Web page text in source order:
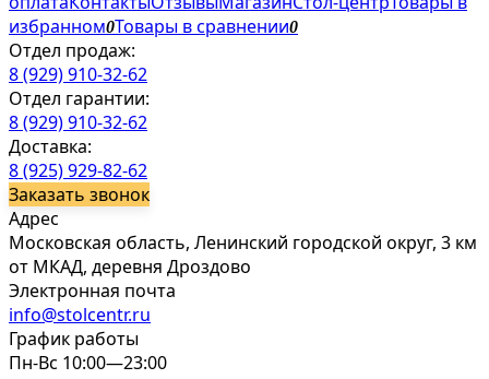
избранном0Товары в сравнении0
Отдел продаж:
8 (929) 910-32-62
Отдел гарантии:
8 (929) 910-32-62
Доставка:
8 (925) 929-82-62
Заказать звонок
Адрес
Московская область, Ленинский городской округ, 3 км
от МКАД, деревня Дроздово
Электронная почта
info@stolcentr.ru
График работы
Пн-Вс 10:00—23:00